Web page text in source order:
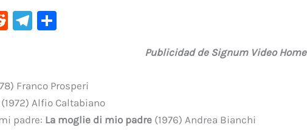
R
di
t
Te
a
m
C
p
ar
ti
Publicidad de Signum Video Home
Franco Prosperi
Alfio Caltabiano
padre: La moglie di mio padre(1976) Andrea Bianchi